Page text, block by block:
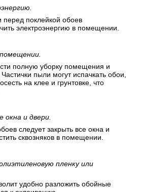
перед поклейкой обоев
электроэнергию в помещении.
полную уборку помещения и
пыли могут испачкать обои,
на клее и грунтовке, что
окна и двери.
следует закрыть все окна и
сквозняков в помещении.
пленку или
удобно разложить обойные